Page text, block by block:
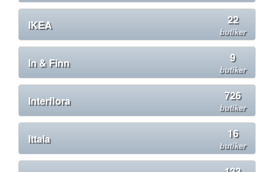
IKEA 22
butiker
In & Finn 9
butiker
Interflora 726
butiker
Ittala 16
butiker